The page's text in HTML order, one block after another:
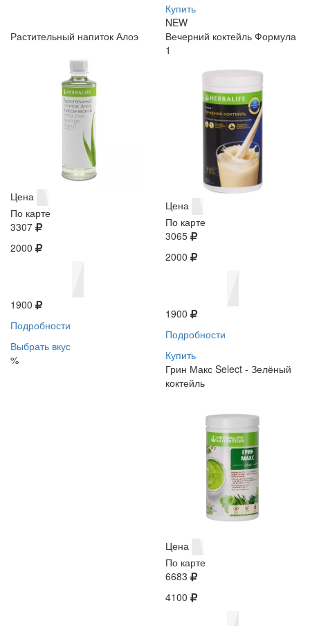
Купить
NEW
Растительный напиток Алоэ
Цена
По карте
3307
2000
1900
Подробности
Выбрать вкус
%
Вечерний коктейль Формула
1
Цена
По карте
3065
2000
1900
Подробности
Купить
Грин Макс Select - Зелёный
коктейль
Цена
По карте
6683
4100